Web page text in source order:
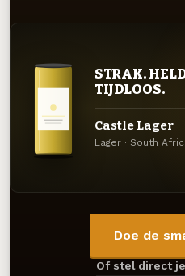
STRAK.
TIJDLOOS.
Castle Lager
Lager · South
Doe de
Of stel direct